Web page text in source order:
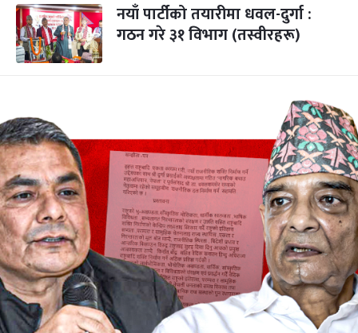
नयाँ पार्टीको तयारीमा धवल-दुर्गा :
गठन गरे ३१ विभाग (तस्वीरहरू)